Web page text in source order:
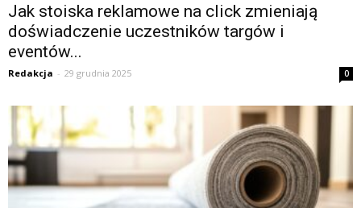
Jak stoiska reklamowe na click zmieniają
doświadczenie uczestników targów i
eventów...
Redakcja - 29 grudnia 2025 0